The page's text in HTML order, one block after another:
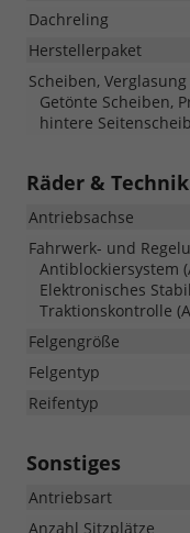
Dachreling
Herstellerpaket
Scheiben, Verglasung
Getönte Scheiben,
hintere
Räder & Technik
Antriebsachse
Fahrwerk- und
Antiblockiersystem
Elektronisches
Traktionskontrolle
Felgengröße
Felgentyp
Reifentyp
Sonstiges
Antriebsart
Anzahl Sitzplätze